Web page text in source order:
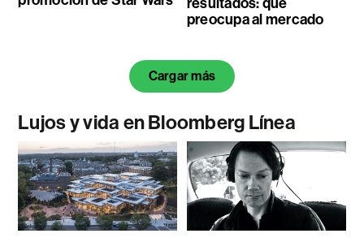
preocupa al mercado
Cargar más
Lujos y vida en Bloomberg Línea